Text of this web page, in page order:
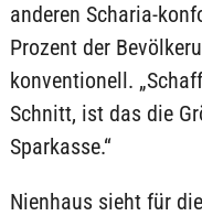
anderen Scharia-
Prozent der
konventionell.
Schnitt, ist das die
Sparkasse.“
Nienhaus sieht für